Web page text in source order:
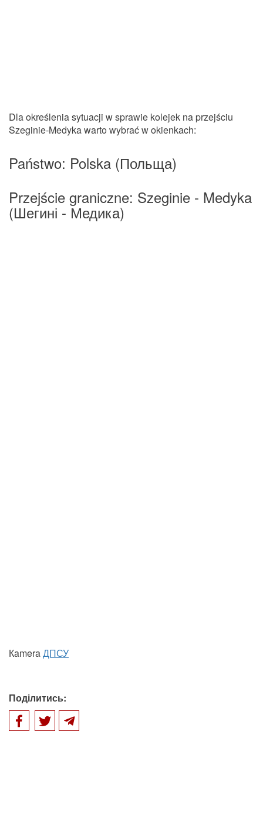
Dla określenia sytuacji w sprawie kolejek na przejściu
Szeginie-Medyka warto wybrać w okienkach:
Państwo: Polska (Польща)
Przejście graniczne: Szeginie - Medyka
(Шегині - Медика)
КameraДПСУ
Поділитись: